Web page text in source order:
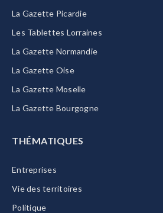
La Gazette Picardie
Les Tablettes Lorraines
La Gazette Normandie
La Gazette Oise
La Gazette Moselle
La Gazette Bourgogne
THÉMATIQUES
Entreprises
Vie des territoires
Politique